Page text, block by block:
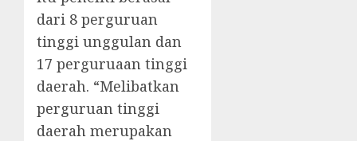
dari 8 perguruan
tinggi unggulan dan
17 perguruaan tinggi
daerah. “Melibatkan
perguruan tinggi
daerah merupakan